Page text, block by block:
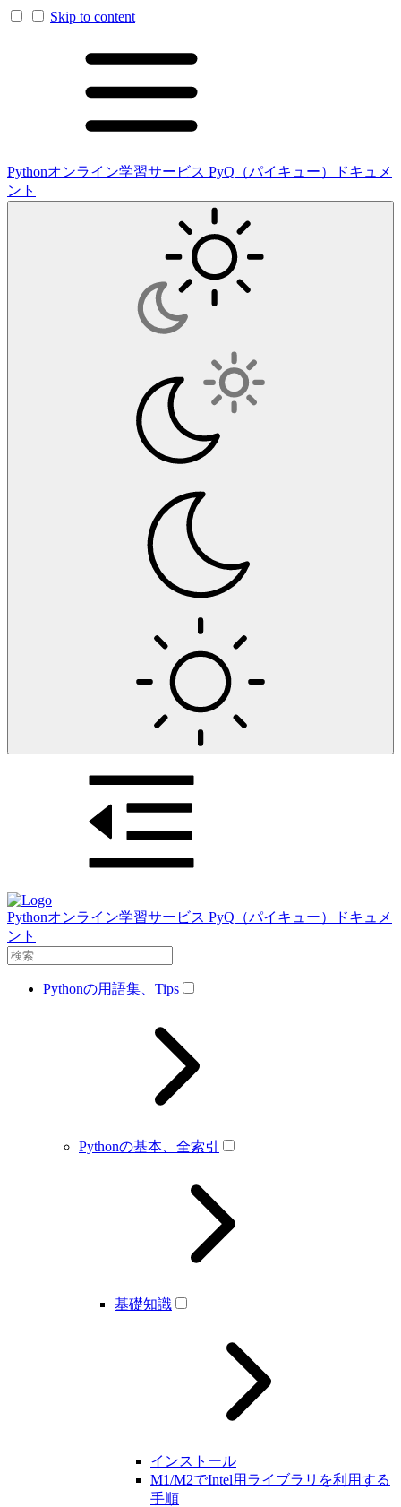
Skip to content
Pythonオンライン学習サービス PyQ（パイキュー）ドキュメ
ント
Pythonオンライン学習サービス PyQ（パイキュー）ドキュメ
ント
Pythonの用語集、Tips
Pythonの基本、全索引
基礎知識
インストール
M1/M2でIntel用ライブラリを利用する
手順